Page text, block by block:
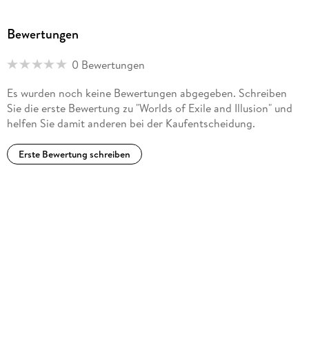
lifetimes by the Library of America.
Bewertungen
0 Bewertungen
Es wurden noch keine Bewertungen abgegeben. Schreiben
Sie die erste Bewertung zu "Worlds of Exile and Illusion" und
helfen Sie damit anderen bei der Kaufentscheidung.
Erste Bewertung schreiben